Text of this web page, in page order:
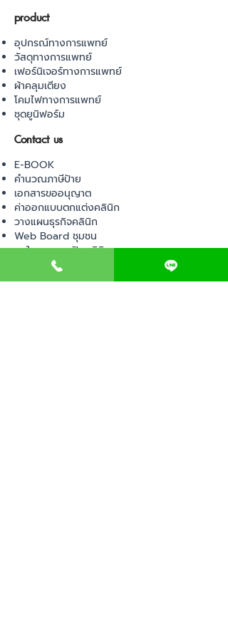
product
อุปกรณ์ทางการแพทย์
วัสดุทางการแพทย์
เฟอร์นิเจอร์ทางการแพทย์
ผ้าคลุมเตียง
โคมไฟทางการแพทย์
ชุดยูนิฟอร์ม
Contact us
E-BOOK
คำนวณภาษีป้าย
เอกสารขออนุญาต
ค่าออกแบบตกแต่งคลินิก
วางแผนธุรกิจคลินิก
Web Board ชุมชน
ขอใบอนุญาตเปิดคลินิก
ภาษีธุรกิจคลินิก
ตรวจสอบรายชื่อแพทย์